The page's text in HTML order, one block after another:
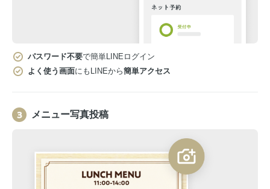
パスワード不要で簡単LINEログイン
よく使う画面にもLINEから簡単アクセス
メニュー写真投稿